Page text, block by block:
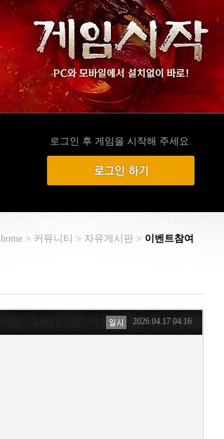
로그인 후 게임을 시작해 주세요.
home > 커뮤니티 > 자유게시판 > 이벤트참여
2026.04.17 04:16